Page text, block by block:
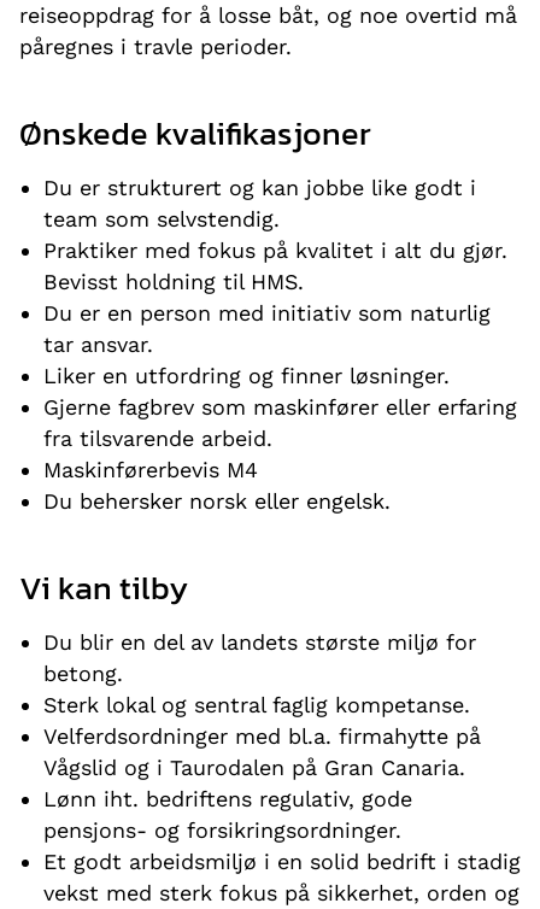
reiseoppdrag for å losse båt, og noe overtid må
påregnes i travle perioder.
Ønskede kvalifikasjoner
Du er strukturert og kan jobbe like godt i
team som selvstendig.
Praktiker med fokus på kvalitet i alt du gjør.
Bevisst holdning til HMS.
Du er en person med initiativ som naturlig
tar ansvar.
Liker en utfordring og finner løsninger.
Gjerne fagbrev som maskinfører eller erfaring
fra tilsvarende arbeid.
Maskinførerbevis M4
Du behersker norsk eller engelsk.
Vi kan tilby
Du blir en del av landets største miljø for
betong.
Sterk lokal og sentral faglig kompetanse.
Velferdsordninger med bl.a. firmahytte på
Vågslid og i Taurodalen på Gran Canaria.
Lønn iht. bedriftens regulativ, gode
pensjons- og forsikringsordninger.
Et godt arbeidsmiljø i en solid bedrift i stadig
vekst med sterk fokus på sikkerhet, orden og